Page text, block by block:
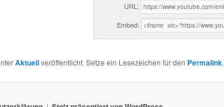
URL:
Embed:
Aktuellveröffentlicht. Setze ein Lesezeichen für den Permalink.